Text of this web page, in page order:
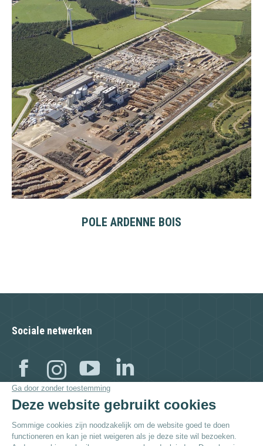
POLE ARDENNE BOIS
Sociale netwerken
Facebook
Instagram
YouTube
Bezoek ook